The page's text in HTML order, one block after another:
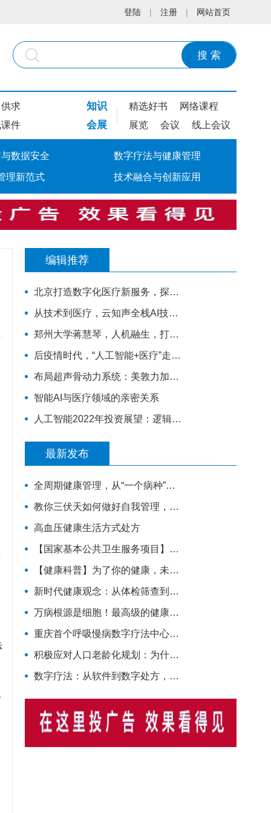
登陆 | 注册 | 网站首页
搜 索
供求
件
知识 精选好书 网络课程
会展 展览 会议 线上会议
数据安全 数字疗法与健康管理
理新范式 技术融合与创新应用
编辑推荐
北京打造数字化医疗新服务，探索将人工智能列为独立服务项目
从技术到医疗，云知声全栈AI技术为智慧医疗加码
郑州大学蒋慧琴，人机融生，打造医疗元宇宙
后疫情时代，“人工智能+医疗”走到聚光灯前
布局超声骨动力系统：美敦力加码智能骨科一体化
智能AI与医疗领域的亲密关系
人工智能2022年投资展望：逻辑、机遇与未来
最新发布
全周期健康管理，从“一个病种”开始
教你三伏天如何做好自我管理，保证身体健康
高血压健康生活方式处方
【国家基本公共卫生服务项目】一文读懂完整健康管理全流程，做好闭环守护自身健康
【健康科普】为了你的健康，未来5年国家这样规划
新时代健康观念：从体检筛查到长效管理
万病根源是细胞！最高级的健康管理，从微观细胞开始
重庆首个呼吸慢病数字疗法中心落地
积极应对人口老龄化规划：为什么国家大力扶持主动健康管理？
数字疗法：从软件到数字处方，慢病管理正在被重新定义